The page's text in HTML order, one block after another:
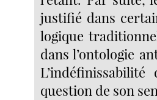
justifié dans
logique
dans l’ontologie
question de son